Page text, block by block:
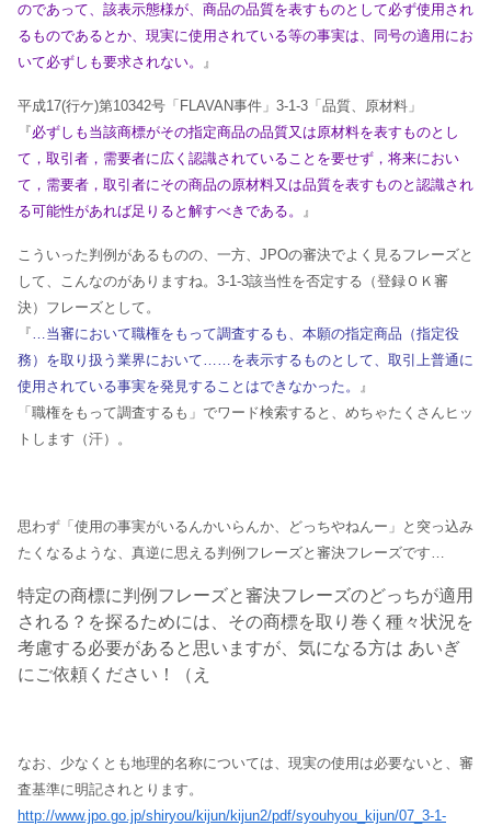
のであって、該表示態様が、商品の品質を表すものとして必ず使用され
るものであるとか、現実に使用されている等の事実は、同号の適用にお
いて必ずしも要求されない。
』
平成17(行ケ)第10342号「FLAVAN事件」3-1-3「品質、原材料」
『必ずしも当該商標がその指定商品の品質又は原材料を表すものとし
て，取引者，需要者に広く認識されていることを要せず，将来におい
て，需要者，取引者にその商品の原材料又は品質を表すものと認識され
る可能性があれば足りると解すべきである。
』
こういった判例があるものの、一方、JPOの審決でよく見るフレーズと
して、こんなのがありますね。3-1-3該当性を否定する（登録ＯＫ審
決）フレーズとして。
『…当審において職権をもって調査するも、本願の指定商品（指定役
務）を取り扱う業界において……を表示するものとして、取引上普通に
使用されている事実を発見することはできなかった。
』
「職権をもって調査するも」でワード検索すると、めちゃたくさんヒッ
トします（汗）。
思わず「使用の事実がいるんかいらんか、どっちやねんー」と突っ込み
たくなるような、真逆に思える判例フレーズと審決フレーズです…
特定の商標に判例フレーズと審決フレーズのどっちが適用
される？を探るためには、その商標を取り巻く種々状況を
考慮する必要があると思いますが、気になる方は あいぎ
にご依頼ください！（え
なお、少なくとも地理的名称については、現実の使用は必要ないと、審
査基準に明記されとります。
http://www.jpo.go.jp/shiryou/kijun/kijun2/pdf/syouhyou_kijun/07_3-1-